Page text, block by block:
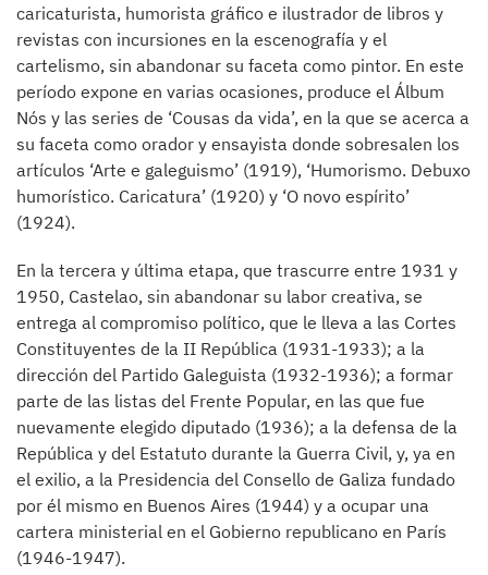
caricaturista, humorista gráfico e ilustrador de libros y
revistas con incursiones en la escenografía y el
cartelismo, sin abandonar su faceta como pintor. En este
período expone en varias ocasiones, produce el Álbum
Nós y las series de ‘Cousas da vida’, en la que se acerca a
su faceta como orador y ensayista donde sobresalen los
artículos ‘Arte e galeguismo’ (1919), ‘Humorismo. Debuxo
humorístico. Caricatura’ (1920) y ‘O novo espírito’
(1924).
En la tercera y última etapa, que trascurre entre 1931 y
1950, Castelao, sin abandonar su labor creativa, se
entrega al compromiso político, que le lleva a las Cortes
Constituyentes de la II República (1931-1933); a la
dirección del Partido Galeguista (1932-1936); a formar
parte de las listas del Frente Popular, en las que fue
nuevamente elegido diputado (1936); a la defensa de la
República y del Estatuto durante la Guerra Civil, y, ya en
el exilio, a la Presidencia del Consello de Galiza fundado
por él mismo en Buenos Aires (1944) y a ocupar una
cartera ministerial en el Gobierno republicano en París
(1946-1947).